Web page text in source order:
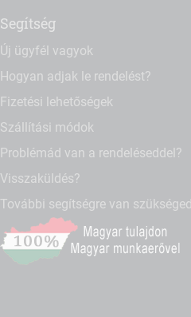
Segítség
Új ügyfél vagyok
Hogyan adjak le rendelést?
Fizetési lehetőségek
Szállítási módok
Problémád van a rendeléseddel?
Visszaküldés?
További segítségre van